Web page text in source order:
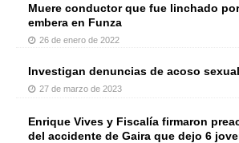
Muere conductor que fue linchado
embera en Funza
26 de enero de 2022
Investigan denuncias de acoso
27 de marzo de 2023
Enrique Vives y Fiscalía firmaron
del accidente de Gaira que dejo 6